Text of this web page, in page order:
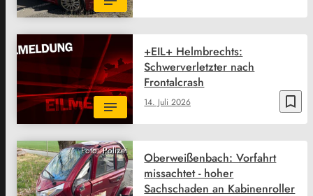
bookmark_border
14. Juli 2026
+EIL+ Helmbrechts:
Schwerverletzter nach
Frontalcrash
Foto: Polizei
Oberweißenbach: Vorfahrt
missachtet - hoher
Sachschaden an Kabinenroller